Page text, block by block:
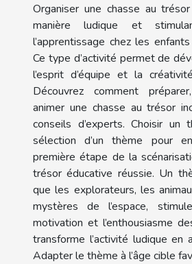
Organiser une chasse au
manière ludique et
l’apprentissage chez les
Ce type d’activité permet de
l’esprit d’équipe et la
Découvrez comment
animer une chasse au trésor
conseils d’experts. Choisir un
sélection d’un thème pour
première étape de la
trésor éducative réussie. Un
que les explorateurs, les
mystères de l’espace,
motivation et l’enthousiasme
transforme l’activité ludique en
Adapter le thème à l’âge cible